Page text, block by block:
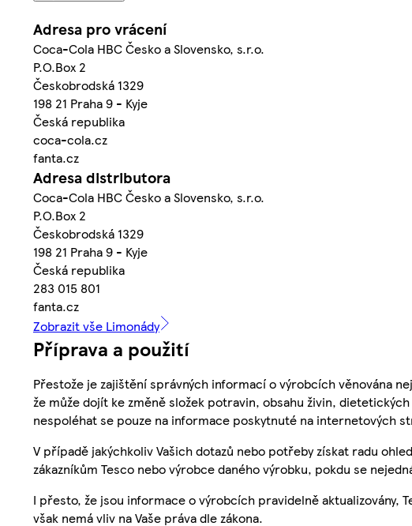
Adresa pro vrácení
Coca-Cola HBC Česko a Slovensko, s.r.o.
P.O.Box 2
Českobrodská 1329
198 21 Praha 9 - Kyje
Česká republika
coca-cola.cz
fanta.cz
Adresa distributora
Coca-Cola HBC Česko a Slovensko, s.r.o.
P.O.Box 2
Českobrodská 1329
198 21 Praha 9 - Kyje
Česká republika
283 015 801
fanta.cz
Zobrazit vše Limonády
Příprava a použití
Přestože je zajištění správných informací o výrobcích věnována
že může dojít ke změně složek potravin, obsahu živin,
nespoléhat se pouze na informace poskytnuté na internetových
V případě jakýchkoliv Vašich dotazů nebo potřeby získat radu
zákazníkům Tesco nebo výrobce daného výrobku, pokdu se
I přesto, že jsou informace o výrobcích pravidelně aktualizovány,
však nemá vliv na Vaše práva dle zákona.